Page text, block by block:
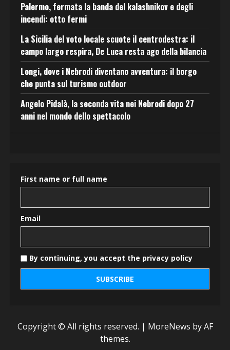
Palermo, fermata la banda del kalashnikov e degli
incendi: otto fermi
La Sicilia del voto locale scuote il centrodestra: il
campo largo respira, De Luca resta ago della bilancia
Longi, dove i Nebrodi diventano avventura: il borgo
che punta sul turismo outdoor
Angelo Pidalà, la seconda vita nei Nebrodi dopo 27
anni nel mondo dello spettacolo
First name or full name
Email
By continuing, you accept the privacy policy
Copyright © All rights reserved. | MoreNews by AF
themes.